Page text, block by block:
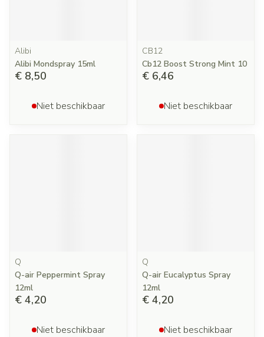
Alibi
Alibi Mondspray 15ml
€ 8,50
Niet beschikbaar
CB12
Cb12 Boost Strong Mint 10
€ 6,46
Niet beschikbaar
Q
Q-air Peppermint Spray
12ml
€ 4,20
Niet beschikbaar
Q
Q-air Eucalyptus Spray
12ml
€ 4,20
Niet beschikbaar